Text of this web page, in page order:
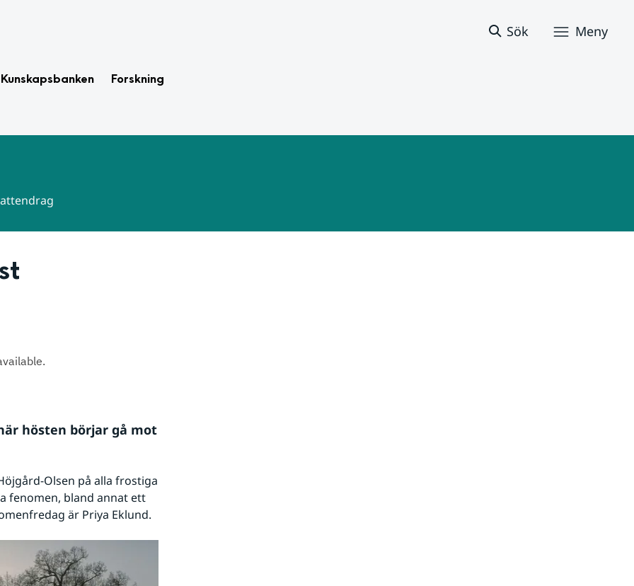
Sök Meny
Kunskapsbanken Forskning
hösten börjar gå mot
Olsen på alla frostiga
fenomen, bland annat ett
är Priya Eklund.